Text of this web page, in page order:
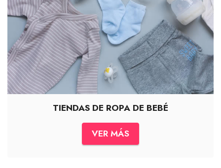
TIENDAS DE ROPA DE BEBÉ
VER MÁS